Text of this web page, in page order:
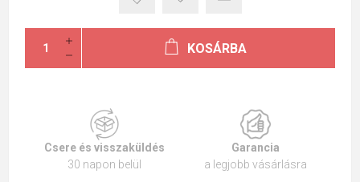
KOSÁRBA
Csere és visszaküldés
30 napon belül
Garancia
a legjobb vásárlásra